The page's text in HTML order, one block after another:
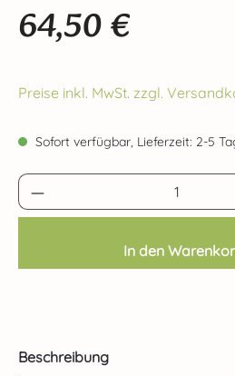
Regulärer Preis:
64,50 €
Preise inkl. MwSt. zzgl.
Sofort verfügbar, Lieferzeit: 2-5
Produkt Anzahl: Gib
In den
Beschreibung